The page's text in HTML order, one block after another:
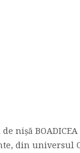
nișă
din universul